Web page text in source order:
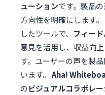
ューションです。製品
方向性を明確にします。
したツールで、 フィー
意見を活用し、収益向
す。ユーザーの声を製
います。 Aha!
のビジュアルコラボレ